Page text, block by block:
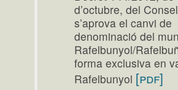
d’octubre, del
s’aprova el canvi de
denominació del
Rafelbunyol/
forma exclusiva en
Rafelbunyol [pdf]